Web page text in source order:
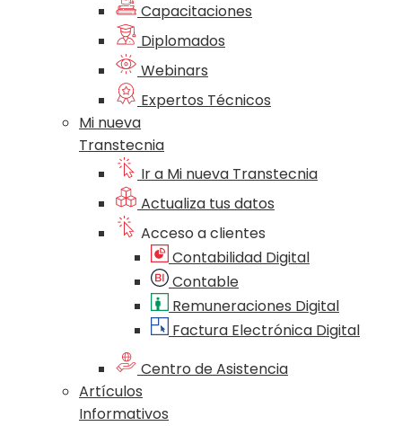
Capacitaciones
Diplomados
Webinars
Expertos Técnicos
Mi nueva
Transtecnia
Ir a Mi nueva Transtecnia
Actualiza tus datos
Acceso a clientes
Contabilidad Digital
Contable
Remuneraciones Digital
Factura Electrónica Digital
Centro de Asistencia
Artículos
Informativos